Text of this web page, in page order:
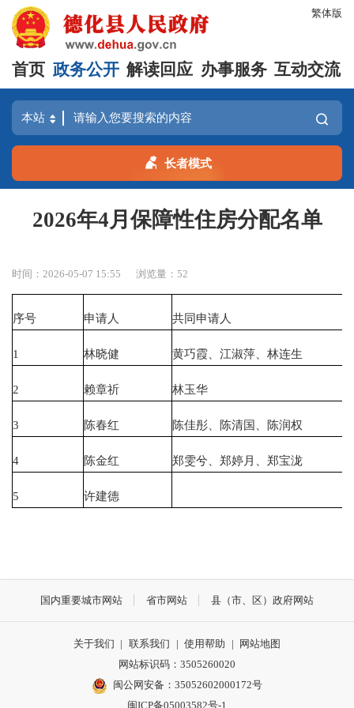
繁体版
首页 政务公开 解读回应 办事服务 互动交流
长者模式
2026年4月保障性住房分配名单
时间：2026-05-07 15:55 浏览量：52
序号 申请人 共同申请人
1 林晓健 黄巧霞、江淑萍、林连生
2 赖章祈 林玉华
3 陈春红 陈佳彤、陈清国、陈润权
4 陈金红 郑雯兮、郑婷月、郑宝泷
5 许建德
国内重要城市网站 省市网站 县（市、区）政府网站
关于我们 | 联系我们 | 使用帮助 |
网站地图
网站标识码：3505260020
闽公网安备：35052602000172号
闽ICP备05003582号-1